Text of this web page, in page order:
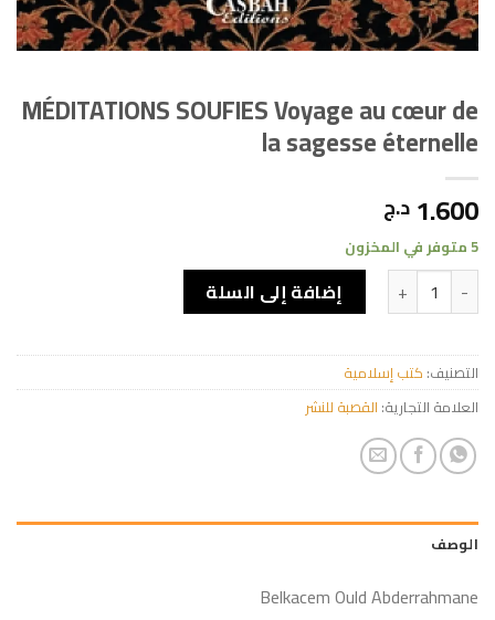
MÉDITATIONS SOUFIES Voyage au cœur de
la sagesse éternelle
1.600 د.ج
5 متوفر في المخزون
كمية MÉDITATIONS SOUFIES Voyage au cœur de la sagesse éternelle إضافة إلى السلة
التصنيف: كتب إسلامية
العلامة التجارية: القصبة للنشر
الوصف
Belkacem Ould Abderrahmane